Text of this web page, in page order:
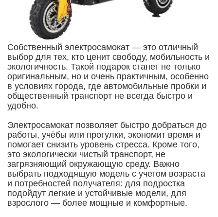
Собственный электросамокат — это отличный
выбор для тех, кто ценит свободу, мобильность и
экологичность. Такой подарок станет не только
оригинальным, но и очень практичным, особенно
в условиях города, где автомобильные пробки и
общественный транспорт не всегда быстро и
удобно.
Электросамокат позволяет быстро добраться до
работы, учёбы или прогулки, экономит время и
помогает снизить уровень стресса. Кроме того,
это экологически чистый транспорт, не
загрязняющий окружающую среду. Важно
выбрать подходящую модель с учетом возраста
и потребностей получателя: для подростка
подойдут легкие и устойчивые модели, для
взрослого — более мощные и комфортные.